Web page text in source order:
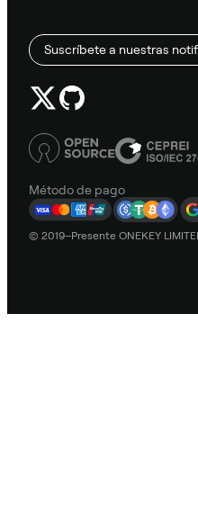
Suscríbete a nuestras
Método de pago
© 2019–Presente ONEKEY